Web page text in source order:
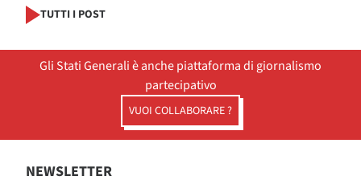
TUTTI I POST
Gli Stati Generali è anche piattaforma di giornalismo
partecipativo
VUOI COLLABORARE ?
NEWSLETTER